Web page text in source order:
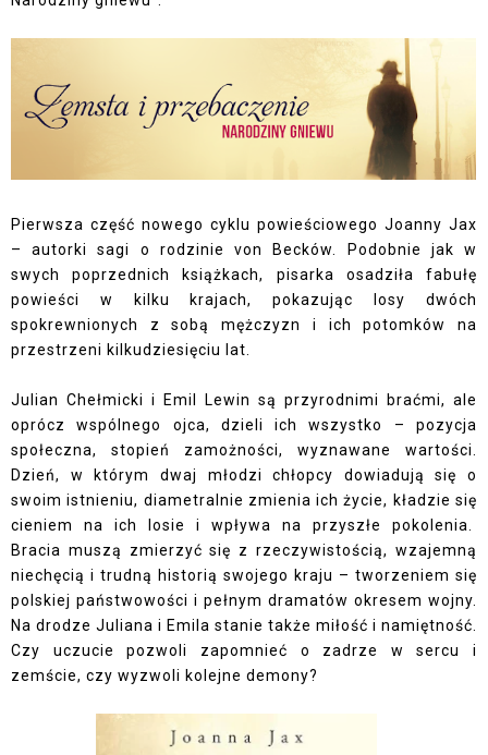
Pierwsza część nowego cyklu powieściowego Joanny Jax
– autorki sagi o rodzinie von Becków. Podobnie jak w
swych poprzednich książkach, pisarka osadziła fabułę
powieści w kilku krajach, pokazując losy dwóch
spokrewnionych z sobą mężczyzn i ich potomków na
przestrzeni kilkudziesięciu lat.
Julian Chełmicki i Emil Lewin są przyrodnimi braćmi, ale
oprócz wspólnego ojca, dzieli ich wszystko – pozycja
społeczna, stopień zamożności, wyznawane wartości.
Dzień, w którym dwaj młodzi chłopcy dowiadują się o
swoim istnieniu, diametralnie zmienia ich życie, kładzie się
cieniem na ich losie i wpływa na przyszłe pokolenia.
Bracia muszą zmierzyć się z rzeczywistością, wzajemną
niechęcią i trudną historią swojego kraju – tworzeniem się
polskiej państwowości i pełnym dramatów okresem wojny.
Na drodze Juliana i Emila stanie także miłość i namiętność.
Czy uczucie pozwoli zapomnieć o zadrze w sercu i
zemście, czy wyzwoli kolejne demony?